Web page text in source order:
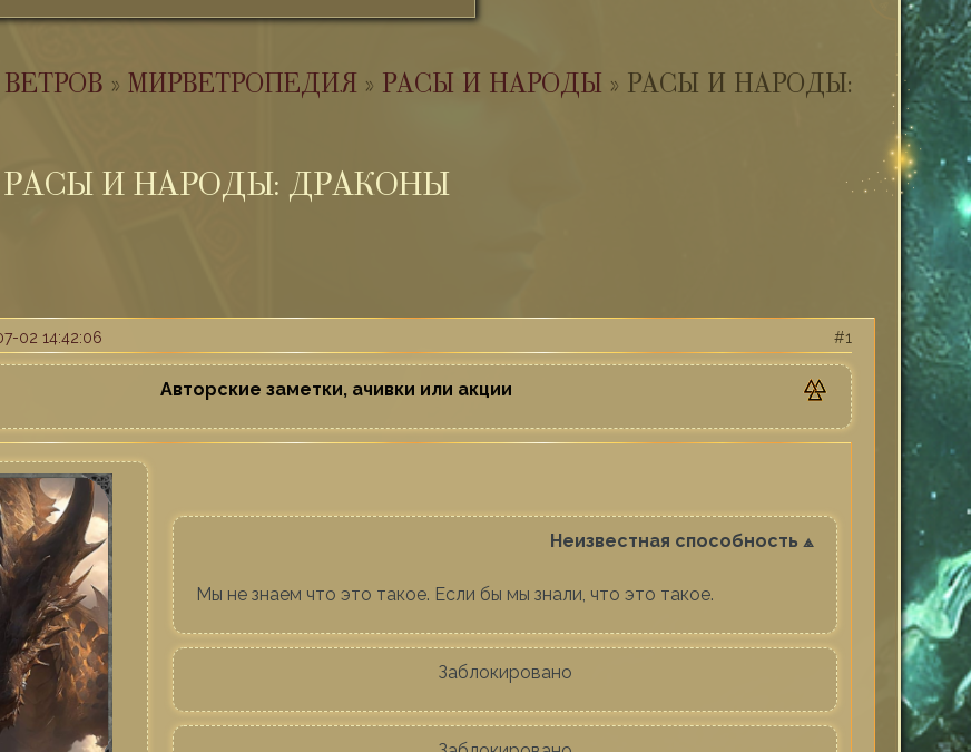
ВЕТРОВ » МИРВЕТРОПЕДИЯ » РАСЫ И НАРОДЫ » РАСЫ И НАРОДЫ:
РАСЫ И НАРОДЫ: ДРАКОНЫ
1
02 14:42:06
Авторские заметки, ачивки или акции
Неизвестная способность ⟁
Мы не знаем что это такое. Если бы мы знали, что это такое.
Заблокировано